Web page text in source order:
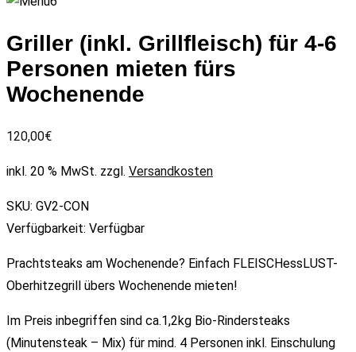
Griller (inkl. Grillfleisch) für 4-6
Personen mieten fürs
Wochenende
120,00€
inkl. 20 % MwSt. zzgl. Versandkosten
SKU: GV2-CON
Verfügbarkeit: Verfügbar
Prachtsteaks am Wochenende? Einfach FLEISCHessLUST-
Oberhitzegrill übers Wochenende mieten!
Im Preis inbegriffen sind ca.1,2kg Bio-Rindersteaks
(Minutensteak – Mix) für mind. 4 Personen inkl. Einschulung